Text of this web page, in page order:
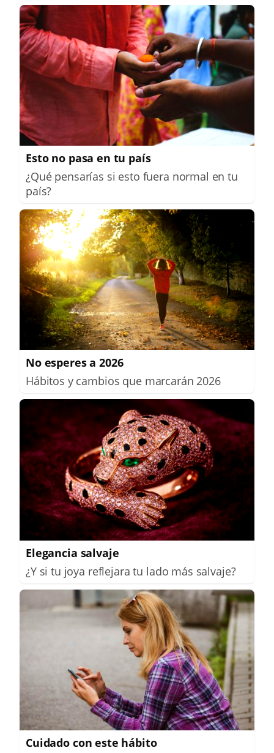
Esto no pasa en tu país
¿Qué pensarías si esto fuera normal en tu
país?
No esperes a 2026
Hábitos y cambios que marcarán 2026
Elegancia salvaje
¿Y si tu joya reflejara tu lado más salvaje?
Cuidado con este hábito